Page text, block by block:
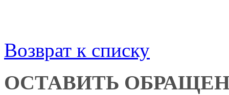
Возврат к списку
ОСТАВИТЬ